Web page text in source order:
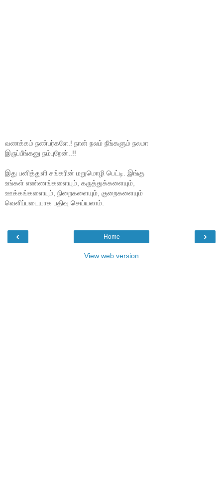
வணக்கம் நண்பர்களே.! நான் நலம் நீங்களும் நலமா
இருப்பீங்கனு நம்புறேன்..!!
இது பனித்துளி சங்கரின் மறுமொழி பெட்டி. இங்கு
உங்கள் எண்ணங்களையும், கருத்துக்களையும்,
ஊக்கங்களையும், நிறைகளையும், குறைகளையும்
வெளிப்படையாக பதிவு செய்யலாம்.
‹ ›
Home
View web version